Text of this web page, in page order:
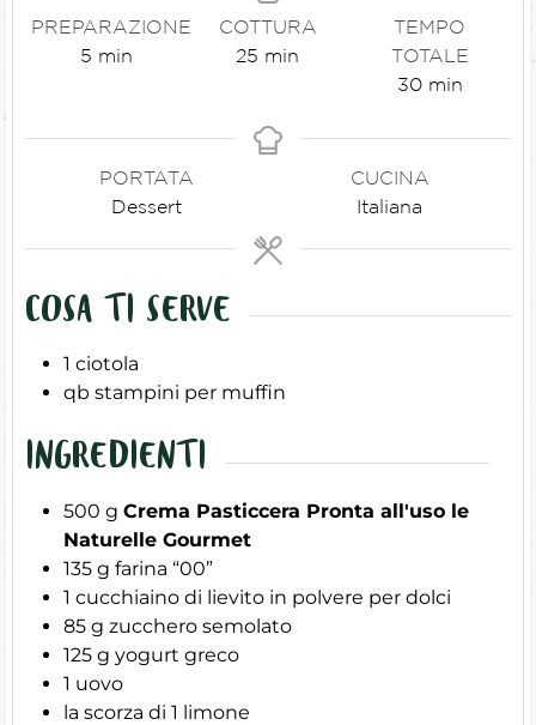
PREPARAZIONE
5 min
COTTURA
25 min
TEMPO
TOTALE
30 min
PORTATA
Dessert
CUCINA
Italiana
COSA TI SERVE
1 ciotola
qb stampini per muffin
INGREDIENTI
500 g Crema Pasticcera Pronta all'uso le
Naturelle Gourmet
135 g farina “00”
1 cucchiaino di lievito in polvere per dolci
85 g zucchero semolato
125 g yogurt greco
1 uovo
la scorza di 1 limone